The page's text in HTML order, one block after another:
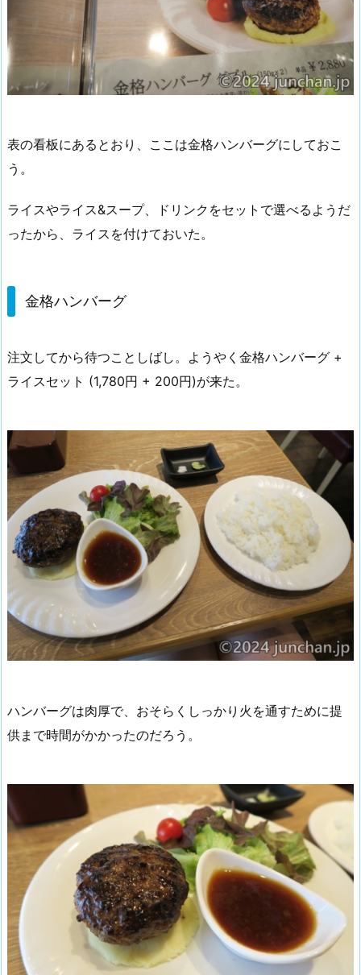
表の看板にあるとおり、ここは金格ハンバーグにしておこ
う。
ライスやライス&スープ、ドリンクをセットで選べるようだ
ったから、ライスを付けておいた。
金格ハンバーグ
注文してから待つことしばし。ようやく金格ハンバーグ +
ライスセット (1,780円 + 200円)が来た。
ハンバーグは肉厚で、おそらくしっかり火を通すために提
供まで時間がかかったのだろう。